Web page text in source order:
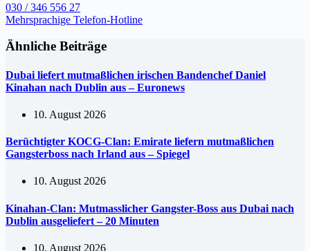
030 / 346 556 27
Mehrsprachige Telefon-Hotline
Ähnliche Beiträge
Dubai liefert mutmaßlichen irischen Bandenchef Daniel
Kinahan nach Dublin aus – Euronews
10. August 2026
Berüchtigter KOCG-Clan: Emirate liefern mutmaßlichen
Gangsterboss nach Irland aus – Spiegel
10. August 2026
Kinahan-Clan: Mutmasslicher Gangster-Boss aus Dubai nach
Dublin ausgeliefert – 20 Minuten
10. August 2026